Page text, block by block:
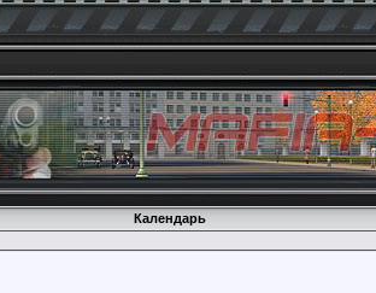
Календарь